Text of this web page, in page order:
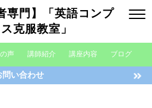
専門】「英語コンプ
克服教室」
声 講師紹介 講座内容 ブログ
問い合わせ